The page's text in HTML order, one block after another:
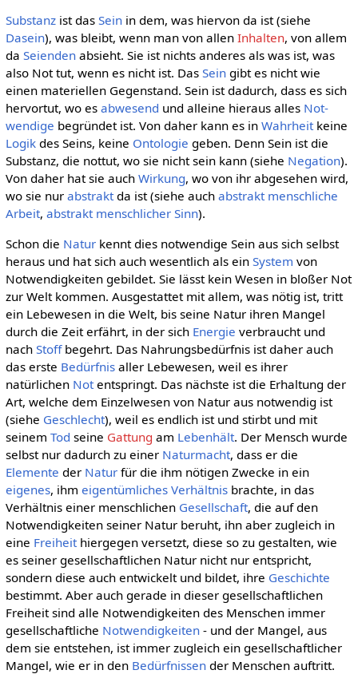
Substanzist das Seinin dem, was hiervon da ist (siehe
Dasein), was bleibt, wenn man von allen Inhalten, von allem
da Seiendenabsieht. Sie ist nichts anderes als was ist, was
also Not tut, wenn es nicht ist. Das Seingibt es nicht wie
einen materiellen Gegenstand. Sein ist dadurch, dass es sich
hervortut, wo es abwesend und alleine hieraus alles Not-
wendige begründet ist. Von daher kann es in Wahrheitkeine
Logikdes Seins, keine Ontologie geben. Denn Sein ist die
Substanz, die nottut, wo sie nicht sein kann (siehe Negation).
Von daher hat sie auch Wirkung, wo von ihr abgesehen wird,
wo sie nur abstraktda ist (siehe auch abstrakt menschliche
Arbeit, abstrakt menschlicher Sinn).
Schon die Naturkennt dies notwendige Sein aus sich selbst
heraus und hat sich auch wesentlich als ein System von
Notwendigkeiten gebildet. Sie lässt kein Wesen in bloßer Not
zur Welt kommen. Ausgestattet mit allem, was nötig ist, tritt
ein Lebewesen in die Welt, bis seine Natur ihren Mangel
durch die Zeit erfährt, in der sich Energie verbraucht und
nach Stoffbegehrt. Das Nahrungsbedürfnis ist daher auch
das erste Bedürfnisaller Lebewesen, weil es ihrer
natürlichen Notentspringt. Das nächste ist die Erhaltung der
Art, welche dem Einzelwesen von Natur aus notwendig ist
(siehe Geschlecht), weil es endlich ist und stirbt und mit
seinem Tod seine Gattung am Lebenhält. Der Mensch wurde
selbst nur dadurch zu einer Naturmacht, dass er die
Elemente der Naturfür die ihm nötigen Zwecke in ein
eigenes, ihm eigentümliches Verhältnisbrachte, in das
Verhältnis einer menschlichen Gesellschaft, die auf den
Notwendigkeiten seiner Natur beruht, ihn aber zugleich in
eine Freiheithiergegen versetzt, diese so zu gestalten, wie
es seiner gesellschaftlichen Natur nicht nur entspricht,
sondern diese auch entwickelt und bildet, ihre Geschichte
bestimmt. Aber auch gerade in dieser gesellschaftlichen
Freiheit sind alle Notwendigkeiten des Menschen immer
gesellschaftliche Notwendigkeiten- und der Mangel, aus
dem sie entstehen, ist immer zugleich ein gesellschaftlicher
Mangel, wie er in den Bedürfnissender Menschen auftritt.